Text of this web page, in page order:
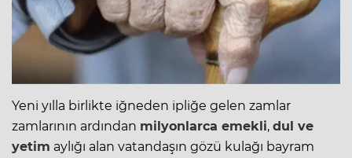
Yeni yılla birlikte iğneden ipliğe gelen zamlar
zamlarının ardından milyonlarca emekli, dul ve
yetim aylığı alan vatandaşın gözü kulağı bayram